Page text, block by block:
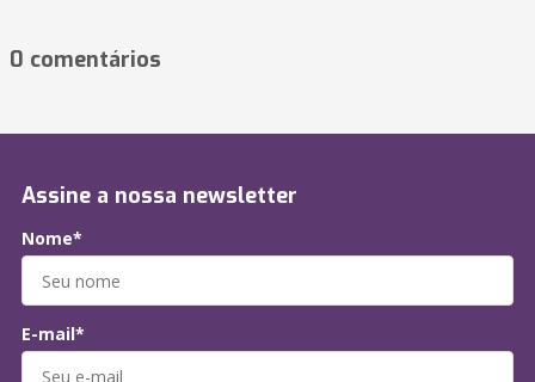
0 comentários
Assine a nossa newsletter
Nome*
E-mail*